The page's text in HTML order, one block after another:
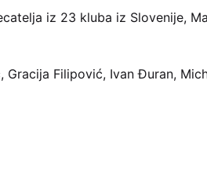
iz 23 kluba iz Slovenije,
Gracija Filipović, Ivan Đuran,